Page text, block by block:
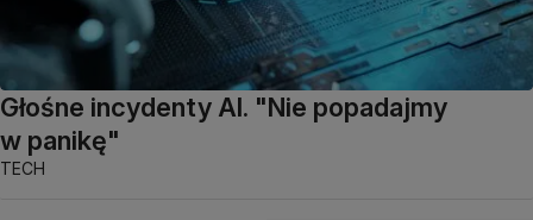
Głośne incydenty AI. "Nie popadajmy
w panikę"
TECH